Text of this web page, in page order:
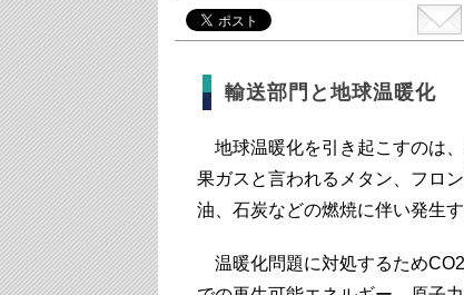
輸送部門と地球温暖化
地球温暖化を引き起こすのは
果ガスと言われるメタン、フロ
油、石炭などの燃焼に伴い発生す
温暖化問題に対処するため